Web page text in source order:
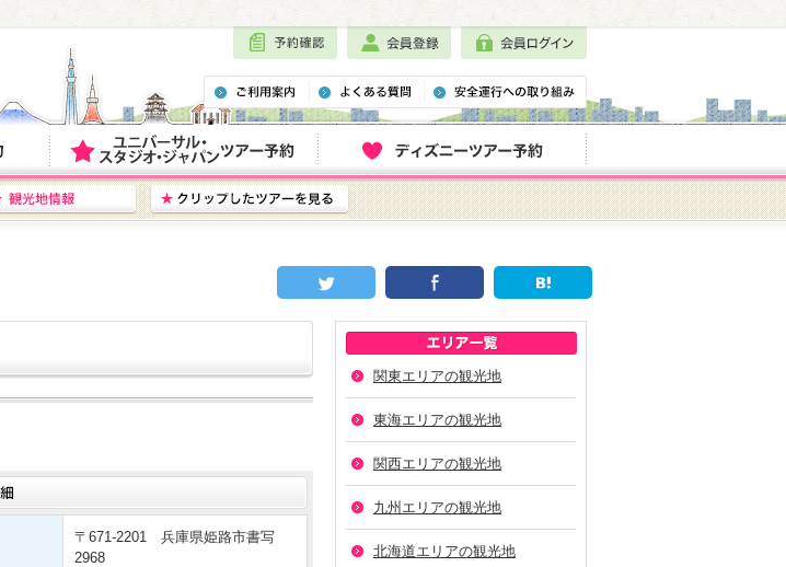
関東エリアの観光地
東海エリアの観光地
関西エリアの観光地
九州エリアの観光地
北海道エリアの観光地
〒671-2201 兵庫県姫路市書写
2968